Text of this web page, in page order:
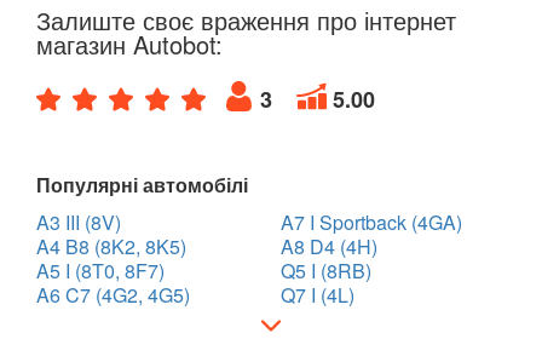
Залиште своє враження про інтернет
магазин Autobot:
3 5.00
Популярні автомобілі
A3 III (8V)
A4 B8 (8K2, 8K5)
A5 I (8T0, 8F7)
A6 C7 (4G2, 4G5)
A7 I Sportback (4GA)
A8 D4 (4H)
Q5 I (8RB)
Q7 I (4L)